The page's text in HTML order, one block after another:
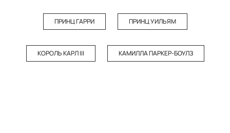
ПРИНЦ ГАРРИ ПРИНЦ УИЛЬЯМ
КОРОЛЬ КАРЛ III КАМИЛЛА ПАРКЕР-БОУЛЗ